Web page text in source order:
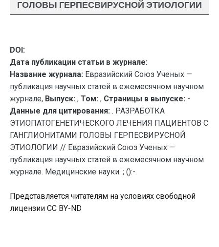
ГОЛОВЫ ГЕРПЕСВИРУСНОЙ ЭТИОЛОГИИ
DOI:
Дата публикации статьи в журнале:
Название журнала: Евразийский Союз Ученых —
публикация научных статей в ежемесячном научном
журнале, Выпуск: , Том: , Страницы в выпуске: -
Данные для цитирования: . РАЗРАБОТКА
ЭТИОПАТОГЕНЕТИЧЕСКОГО ЛЕЧЕНИЯ ПАЦИЕНТОВ С
ГАНГЛИОНИТАМИ ГОЛОВЫ ГЕРПЕСВИРУСНОЙ
ЭТИОЛОГИИ // Евразийский Союз Ученых —
публикация научных статей в ежемесячном научном
журнале. Медицинские науки. ; ():-.
Представляется читателям на условиях свободной
лицензии CC BY-ND